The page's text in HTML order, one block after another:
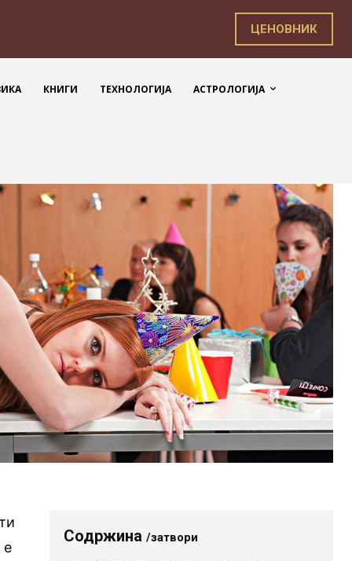
ЦЕНОВНИК
КНИГИ ТЕХНОЛОГИЈА АСТРОЛОГИЈА
е
Содржина/затвори